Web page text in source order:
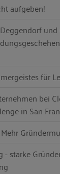
aufgeben!
für
bei
in San
starke